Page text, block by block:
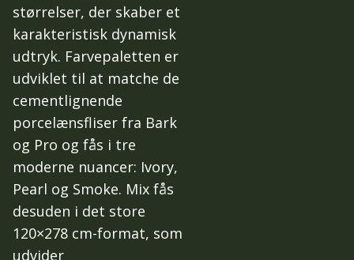
størrelser, der skaber et
karakteristisk dynamisk
udtryk. Farvepaletten er
udviklet til at matche de
cementlignende
porcelænsfliser fra Bark
og Pro og fås i tre
moderne nuancer: Ivory,
Pearl og Smoke. Mix fås
desuden i det store
120×278 cm-format, som
udvider